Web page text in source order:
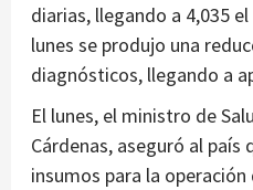
diarias, llegando a 4,035
lunes se produjo una
diagnósticos, llegando a
El lunes, el ministro de
Cárdenas, aseguró al
insumos para la